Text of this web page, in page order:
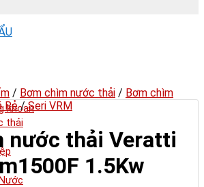
khoan
thải
/ Bơm chìm nước thải / Bơm chìm
Rẻ / Seri VRM
nước thải Veratti
1.5Kw